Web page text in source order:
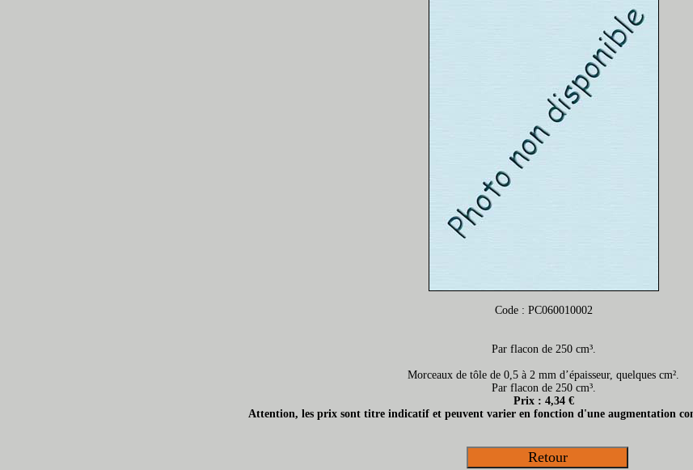
Code : PC060010002
Par flacon de 250 cm³.
Morceaux de tôle de 0,5 à 2 mm d’épaisseur, quelques cm².
Par flacon de 250 cm³.
Prix : 4,34 €
Attention, les prix sont titre indicatif et peuvent varier en fonction d'une augmentation